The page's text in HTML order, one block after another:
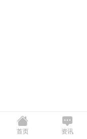
首页 资讯